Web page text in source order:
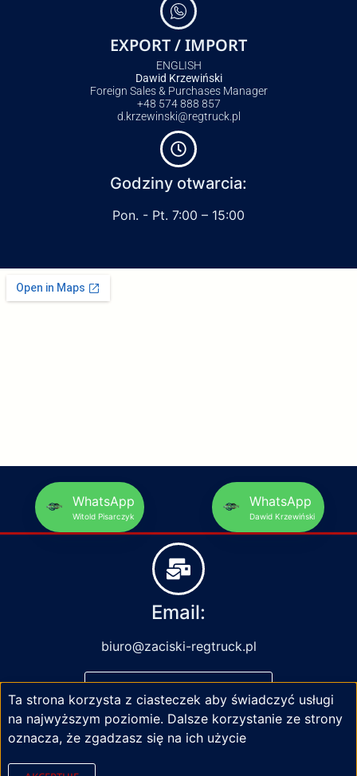
EXPORT / IMPORT
ENGLISH
Dawid Krzewiński
Foreign Sales & Purchases Manager
+48 574 888 857
d.krzewinski@regtruck.pl
Godziny otwarcia:
Pon. - Pt. 7:00 – 15:00
WhatsApp
Witold Pisarczyk
WhatsApp
Dawid Krzewiński
Email:
biuro@zaciski-regtruck.pl
NAPISZ DO NAS
Ta strona korzysta z ciasteczek aby świadczyć usługi
na najwyższym poziomie. Dalsze korzystanie ze strony
oznacza, że zgadzasz się na ich użycie